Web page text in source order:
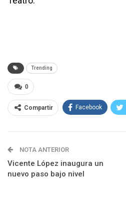
Trending
0
Compartir Facebook
NOTA ANTERIOR
Vicente López inaugura un
nuevo paso bajo nivel